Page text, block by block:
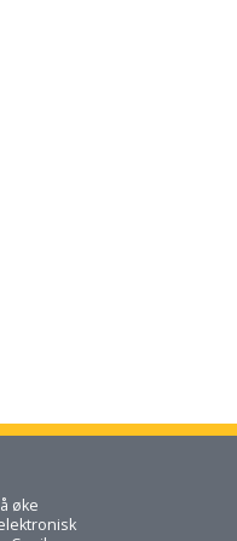
øke